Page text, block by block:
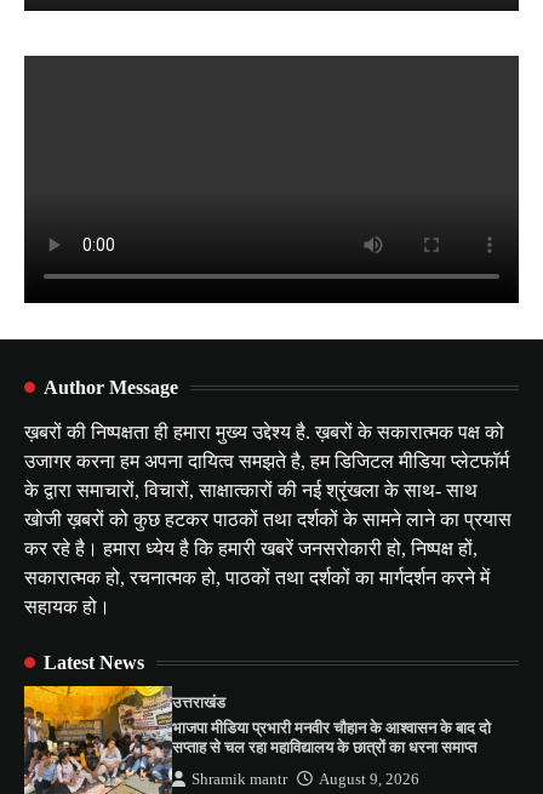
Author Message
ख़बरों की निष्पक्षता ही हमारा मुख्य उद्देश्य है. ख़बरों के सकारात्मक पक्ष को
उजागर करना हम अपना दायित्व समझते है, हम डिजिटल मीडिया प्लेटफॉर्म
के द्वारा समाचारों, विचारों, साक्षात्कारों की नई श्रृंखला के साथ- साथ
खोजी ख़बरों को कुछ हटकर पाठकों तथा दर्शकों के सामने लाने का प्रयास
कर रहे है। हमारा ध्येय है कि हमारी खबरें जनसरोकारी हो, निष्पक्ष हों,
सकारात्मक हो, रचनात्मक हो, पाठकों तथा दर्शकों का मार्गदर्शन करने में
सहायक हो।
Latest News
उत्तराखंड
भाजपा मीडिया प्रभारी मनवीर चौहान के आश्वासन के बाद दो
सप्ताह से चल रहा महाविद्यालय के छात्रों का धरना समाप्त
Shramik mantr August 9, 2026